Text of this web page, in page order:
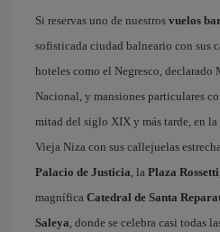
Si reservas uno de nuestros vuelos
sofisticada ciudad balneario con sus
hoteles como el Negresco,
Nacional, y mansiones particulares
mitad del siglo XIX y más tarde, en
Vieja Niza con sus callejuelas
Palacio de Justicia, la Plaza Rossetti
magnífica Catedral de Santa
Saleya, donde se celebra casi todas